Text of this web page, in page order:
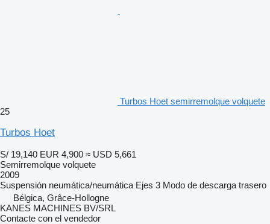
Turbos Hoet semirremolque volquete
25
Turbos Hoet
S/ 19,140 EUR 4,900 ≈ USD 5,661
Semirremolque volquete
2009
Suspensión neumática/neumática Ejes 3 Modo de descarga trasero
Bélgica, Grâce-Hollogne
KANES MACHINES BV/SRL
Contacte con el vendedor